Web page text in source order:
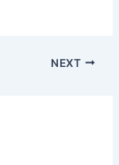
NEXT